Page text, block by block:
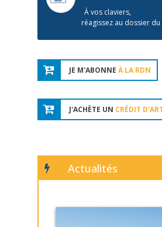
À vos claviers,
réagissez au dossier
JE M'ABONNE À LA RDN
J'ACHÈTE UN CRÉDIT
Actualités